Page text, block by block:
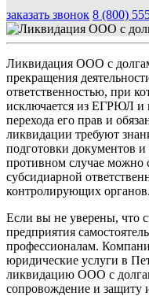
заказать звонок 8 (800)
Ликвидация ООО с
прекращения
ответственностью, при
исключается из ЕГРЮЛ и
перехода его прав и
ликвидации требуют
подготовки документов
противном случае можно
субсидиарной
контролирующих органов.
Если вы не уверены, что
предприятия
профессионалам.
юридические услуги в
ликвидацию ООО с
сопровождение и защиту